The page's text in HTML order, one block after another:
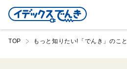
TOP もっと知りたい!「でんき」のこと